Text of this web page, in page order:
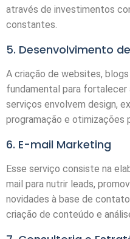
através de investimentos
constantes.
5. Desenvolvimento
A criação de websites,
fundamental para fortalecer
serviços envolvem design,
programação e otimizações
6. E-mail Marketing
Esse serviço consiste na
mail para nutrir leads,
novidades à base de
criação de conteúdo e